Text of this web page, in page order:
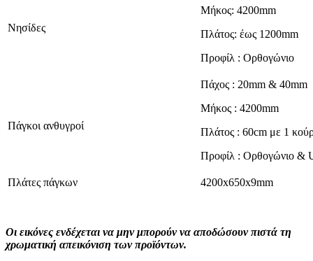
Νησίδες
Μήκος: 4200mm
Πλάτος: έως 1200mm
Προφίλ : Ορθογώνιο
Πάγκοι ανθυγροί
Πάχος : 20mm & 40mm
Μήκος : 4200mm
Πλάτος : 60cm με 1
Προφίλ : Ορθογώνιο &
Πλάτες πάγκων 4200x650x9mm
Οι εικόνες ενδέχεται να μην μπορούν να αποδώσουν πιστά τη
χρωματική απεικόνιση των προϊόντων.